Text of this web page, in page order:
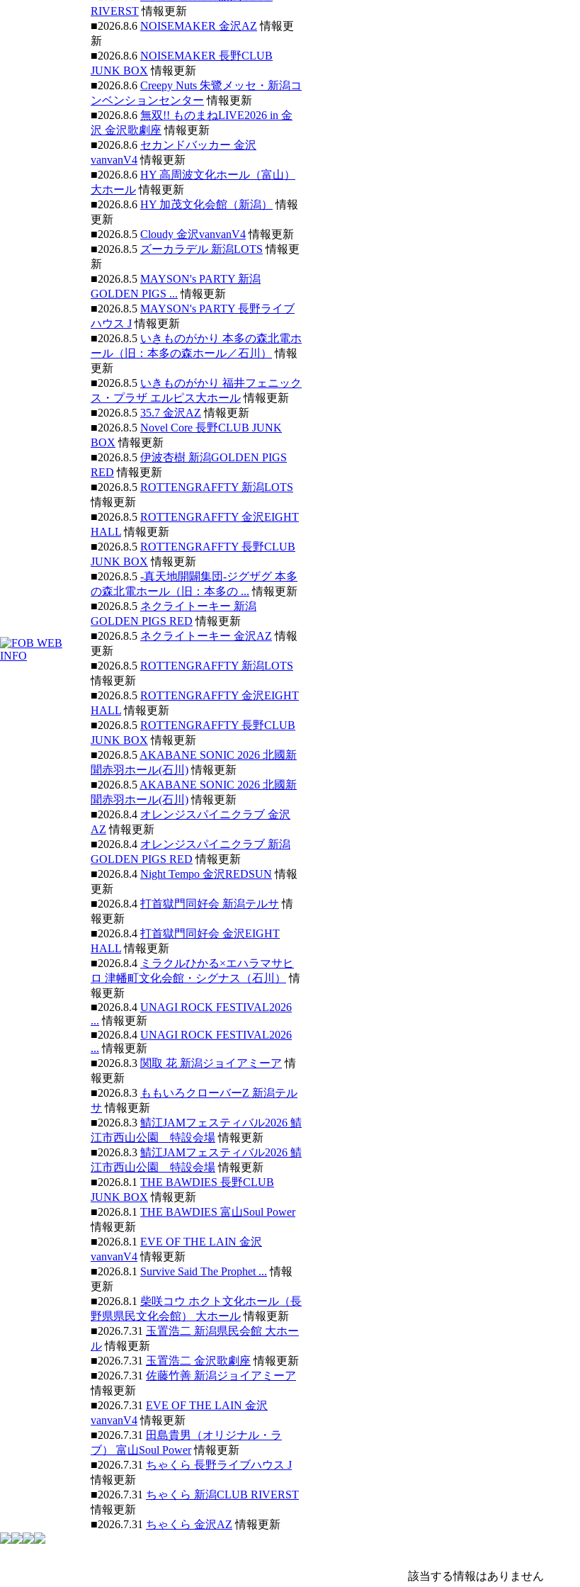
RIVERST情報更新
■2026.8.6 NOISEMAKER 金沢AZ 情報更
新
■2026.8.6 NOISEMAKER 長野CLUB
JUNK BOX 情報更新
■2026.8.6 Creepy Nuts 朱鷺メッセ・新潟コ
ンベンションセンター 情報更新
■2026.8.6 無双!! ものまねLIVE2026 in 金
沢 金沢歌劇座 情報更新
■2026.8.6 セカンドバッカー 金沢
vanvanV4情報更新
■2026.8.6 HY 高周波文化ホール（富山）
大ホール情報更新
■2026.8.6 HY 加茂文化会館（新潟）
情報
更新
■2026.8.5 Cloudy 金沢vanvanV4情報更新
■2026.8.5 ズーカラデル 新潟LOTS 情報更
新
■2026.8.5 MAYSON's PARTY 新潟
GOLDEN PIGS ... 情報更新
■2026.8.5 MAYSON's PARTY 長野ライブ
ハウス J情報更新
■2026.8.5 いきものがかり 本多の森北電ホ
ール（旧：本多の森ホール／石川）
情報
更新
■2026.8.5 いきものがかり 福井フェニック
ス・プラザ エルピス大ホール情報更新
■2026.8.5 35.7 金沢AZ 情報更新
■2026.8.5 Novel Core 長野CLUB JUNK
BOX 情報更新
■2026.8.5 伊波杏樹 新潟GOLDEN PIGS
RED 情報更新
■2026.8.5 ROTTENGRAFFTY 新潟LOTS
情報更新
■2026.8.5 ROTTENGRAFFTY 金沢EIGHT
HALL情報更新
■2026.8.5 ROTTENGRAFFTY 長野CLUB
JUNK BOX 情報更新
■2026.8.5 -真天地開闢集団-ジグザグ 本多
の森北電ホール（旧：本多の ... 情報更新
■2026.8.5 ネクライトーキー 新潟
GOLDEN PIGS RED 情報更新
■2026.8.5 ネクライトーキー 金沢AZ 情報
更新
■2026.8.5 ROTTENGRAFFTY 新潟LOTS
情報更新
■2026.8.5 ROTTENGRAFFTY 金沢EIGHT
HALL情報更新
■2026.8.5 ROTTENGRAFFTY 長野CLUB
JUNK BOX 情報更新
■2026.8.5 AKABANE SONIC 2026 北國新
聞赤羽ホール(石川)情報更新
■2026.8.5 AKABANE SONIC 2026 北國新
聞赤羽ホール(石川)情報更新
■2026.8.4 オレンジスパイニクラブ 金沢
AZ 情報更新
■2026.8.4 オレンジスパイニクラブ 新潟
GOLDEN PIGS RED 情報更新
■2026.8.4 Night Tempo 金沢REDSUN 情報
更新
■2026.8.4 打首獄門同好会 新潟テルサ 情
報更新
■2026.8.4 打首獄門同好会 金沢EIGHT
HALL情報更新
■2026.8.4 ミラクルひかる×エハラマサヒ
ロ 津幡町文化会館・シグナス（石川）
情
報更新
■2026.8.4 UNAGI ROCK FESTIVAL2026
... 情報更新
■2026.8.4 UNAGI ROCK FESTIVAL2026
... 情報更新
■2026.8.3 関取 花 新潟ジョイアミーア 情
報更新
■2026.8.3 ももいろクローバーZ 新潟テル
サ 情報更新
■2026.8.3 鯖江JAMフェスティバル2026 鯖
江市西山公園 特設会場情報更新
■2026.8.3 鯖江JAMフェスティバル2026 鯖
江市西山公園 特設会場情報更新
■2026.8.1 THE BAWDIES 長野CLUB
JUNK BOX 情報更新
■2026.8.1 THE BAWDIES 富山Soul Power
情報更新
■2026.8.1 EVE OF THE LAIN 金沢
vanvanV4情報更新
■2026.8.1 Survive Said The Prophet ... 情報
更新
■2026.8.1 柴咲コウ ホクト文化ホール（長
野県県民文化会館） 大ホール情報更新
■2026.7.31 玉置浩二 新潟県民会館 大ホー
ル情報更新
■2026.7.31 玉置浩二 金沢歌劇座 情報更新
■2026.7.31 佐藤竹善 新潟ジョイアミーア
情報更新
■2026.7.31 EVE OF THE LAIN 金沢
vanvanV4情報更新
■2026.7.31 田島貴男（オリジナル・ラ
ブ） 富山Soul Power情報更新
■2026.7.31 ちゃくら 長野ライブハウス J
情報更新
■2026.7.31 ちゃくら 新潟CLUB RIVERST
情報更新
■2026.7.31 ちゃくら 金沢AZ 情報更新
該当する情報はありません